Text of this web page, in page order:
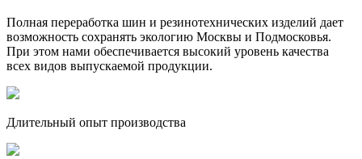
Полная переработка шин и резинотехнических изделий дает
возможность сохранять экологию Москвы и Подмосковья.
При этом нами обеспечивается высокий уровень качества
всех видов выпускаемой продукции.
Длительный опыт производства